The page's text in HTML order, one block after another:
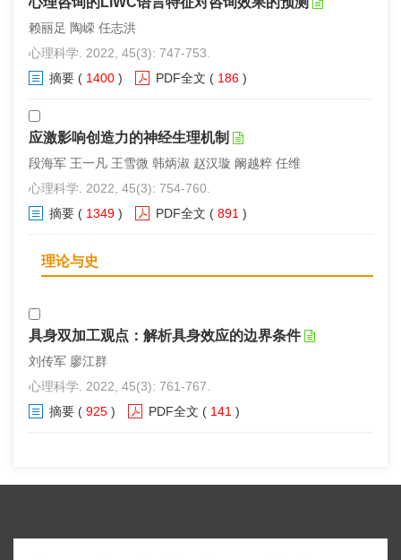
赖丽足 陶嵘 任志洪
心理科学. 2022, 45(3): 747-753.
摘要 ( 1400 ) PDF全文 ( 186 )
应激影响创造力的神经生理机制
段海军 王一凡 王雪微 韩炳淑 赵汉璇 阚越粹 任维
心理科学. 2022, 45(3): 754-760.
摘要 ( 1349 ) PDF全文 ( 891 )
理论与史
具身双加工观点：解析具身效应的边界条件
刘传军 廖江群
心理科学. 2022, 45(3): 761-767.
摘要 ( 925 ) PDF全文 ( 141 )